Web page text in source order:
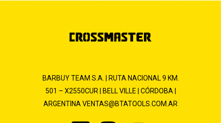
BARBUY TEAM S.A. | RUTA NACIONAL 9 KM.
501 – X2550CUR | BELL VILLE | CÓRDOBA |
ARGENTINA VENTAS@BTATOOLS.COM.AR